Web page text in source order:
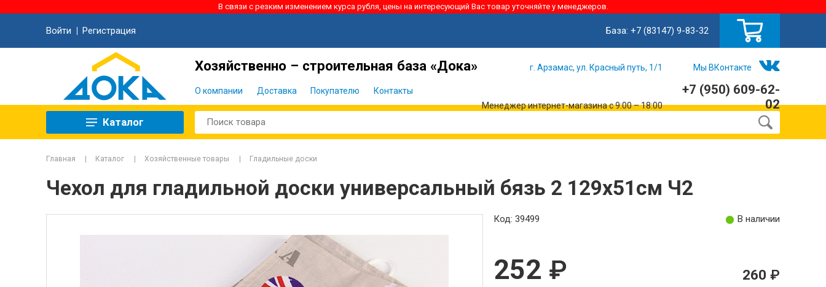
В связи с резким изменением курса рубля, цены на интересующий Вас товар уточняйте у менеджеров.
Войти Регистрация База: +7 (83147) 9-83-32
Хозяйственно – строительная база «Дока»
О компании Доставка Покупателю Контакты
г. Арзамас, ул. Красный путь, 1/1 Мы ВКонтакте
Менеджер интернет-магазина с 9:00 – 18:00
+7 (950) 609-62-
02
Каталог
Главная Каталог Хозяйственные товары Гладильные доски
Чехол для гладильной доски универсальный бязь 2 129х51см Ч2
Код: 39499 В наличии
252 260